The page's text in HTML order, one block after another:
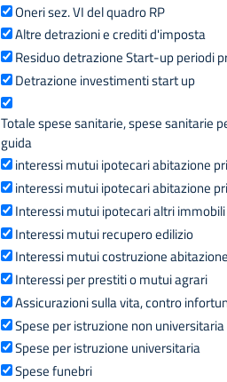
Oneri sez. VI del quadro RP
Altre detrazioni e crediti d'imposta
Residuo detrazione Start-up periodi
Detrazione investimenti start up
Totale spese sanitarie, spese sanitarie
guida
interessi mutui ipotecari abitazione
interessi mutui ipotecari abitazione
Interessi mutui ipotecari altri immobili
Interessi mutui recupero edilizio
Interessi mutui costruzione
Interessi per prestiti o mutui agrari
Assicurazioni sulla vita, contro
Spese per istruzione non universitaria
Spese per istruzione universitaria
Spese funebri